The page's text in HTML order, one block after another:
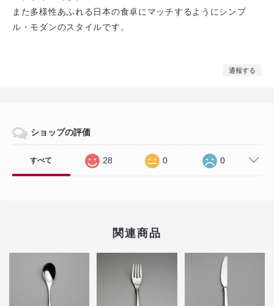
また多様性あふれる日本の食卓にマッチするようにシンプ
ル・モダンのスタイルです。
通報する
ショップの評価
すべて 28 0 0
関連商品